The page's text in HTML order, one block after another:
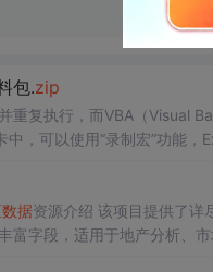
包.zip
重复执行，而VBA（Visual
，可以使用“录制宏”功能
数据 资源介绍 该项目提供了
富字段，适用于地产分析、